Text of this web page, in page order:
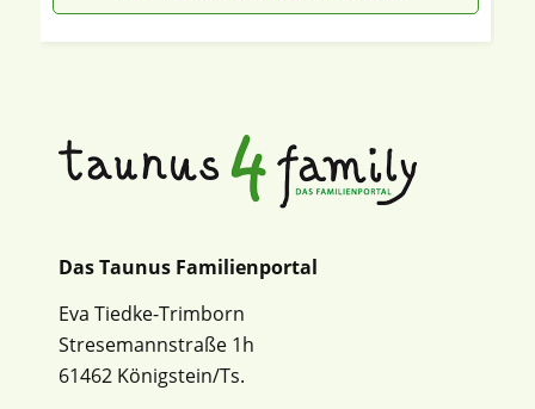
Das Taunus Familienportal
Eva Tiedke-Trimborn
Stresemannstraße 1h
61462 Königstein/Ts.